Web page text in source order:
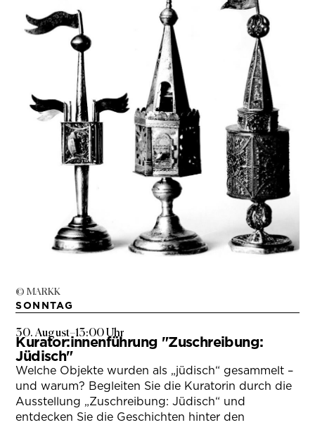
© MARKK
SONNTAG
30. August–13:00 Uhr
Kurator:innenführung "Zuschreibung:
Jüdisch"
Welche Objekte wurden als „jüdisch“ gesammelt –
und warum? Begleiten Sie die Kuratorin durch die
Ausstellung „Zuschreibung: Jüdisch“ und
entdecken Sie die Geschichten hinter den